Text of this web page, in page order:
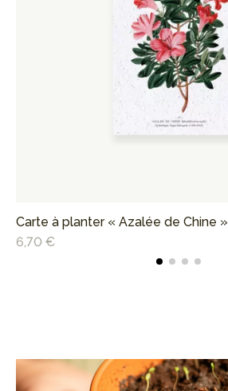
Carte à planter « Azalée de Chine »
6,70 €